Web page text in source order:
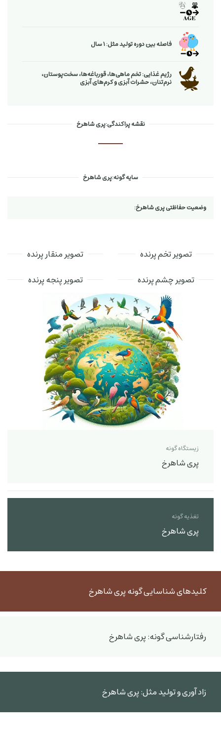
فاصله بین دوره تولید مثل: 1 سال
رژیم غذایی: تخم ماهی‌ها، قورباغه‌ها، سخت‌پوستان،
نرم‌تنان، حشرات آبزی و كرم‌های آبزی
نقشه پراکندگی:پری شاهرخ
سایه گونه:پری شاهرخ
وضعیت حفاظتی پری شاهرخ:
تصویر تخم پرنده
تصویر منقار پرنده
تصویر چشم پرنده
تصویر پنجه پرنده
زیستگاه گونه
پری شاهرخ
تغذیه گونه
پری شاهرخ
کلیدهای شناسایی گونه پری شاهرخ
رفتارشناسی گونه: پری شاهرخ
زاد آوری و تولید مثل: پری شاهرخ